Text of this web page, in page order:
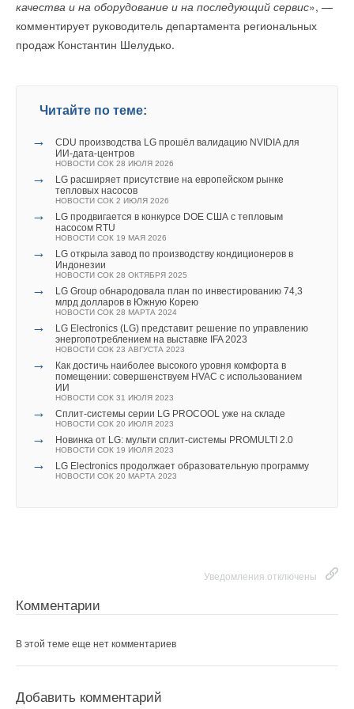
качества и на оборудование и на последующий сервис», —
комментирует руководитель департамента региональных
продаж Константин Шелудько.
Читайте по теме:
→
CDU производства LG прошёл валидацию NVIDIA для
ИИ-дата-центров
НОВОСТИ СОК 28 ИЮЛЯ 2026
→
LG расширяет присутствие на европейском рынке
тепловых насосов
НОВОСТИ СОК 2 ИЮЛЯ 2026
→
LG продвигается в конкурсе DOE США с тепловым
насосом RTU
НОВОСТИ СОК 19 МАЯ 2026
→
LG открыла завод по производству кондиционеров в
Индонезии
НОВОСТИ СОК 28 ОКТЯБРЯ 2025
→
LG Group обнародовала план по инвестированию 74,3
млрд долларов в Южную Корею
НОВОСТИ СОК 28 МАРТА 2024
→
LG Electronics (LG) представит решение по управлению
энергопотреблением на выставке IFA 2023
НОВОСТИ СОК 23 АВГУСТА 2023
→
Как достичь наиболее высокого уровня комфорта в
помещении: совершенствуем HVAC с использованием
ИИ
НОВОСТИ СОК 31 ИЮЛЯ 2023
→ Cплит-системы серии LG PROCOOL уже на складе
НОВОСТИ СОК 20 ИЮЛЯ 2023
→ Новинка от LG: мульти сплит-системы PROMULTI 2.0
НОВОСТИ СОК 19 ИЮЛЯ 2023
→ LG Electronics продолжает образовательную программу
НОВОСТИ СОК 20 МАРТА 2023
Уведомления отключены
Комментарии
В этой теме еще нет комментариев
Добавить комментарий
Читайте по теме:
CDU производства LG прошёл валидацию NVIDIA для
ИИ-дата-центров
НОВОСТИ СОК 28 ИЮЛЯ 2026
LG расширяет присутствие на европейском рынке
тепловых насосов
НОВОСТИ СОК 2 ИЮЛЯ 2026
LG продвигается в конкурсе DOE США с тепловым
насосом RTU
НОВОСТИ СОК 19 МАЯ 2026
LG открыла завод по производству кондиционеров в
Индонезии
НОВОСТИ СОК 28 ОКТЯБРЯ 2025
→
LG Group обнародовала план по инвестированию 74,3
млрд долларов в Южную Корею
НОВОСТИ СОК 28 МАРТА 2024
LG Electronics (LG) представит решение по управлению
энергопотреблением на выставке IFA 2023
НОВОСТИ СОК 23 АВГУСТА 2023
Комментарии
В этой теме еще нет комментариев
Добавить комментарий
Ваше имя *
Ваш E-mail *
Текст комментария